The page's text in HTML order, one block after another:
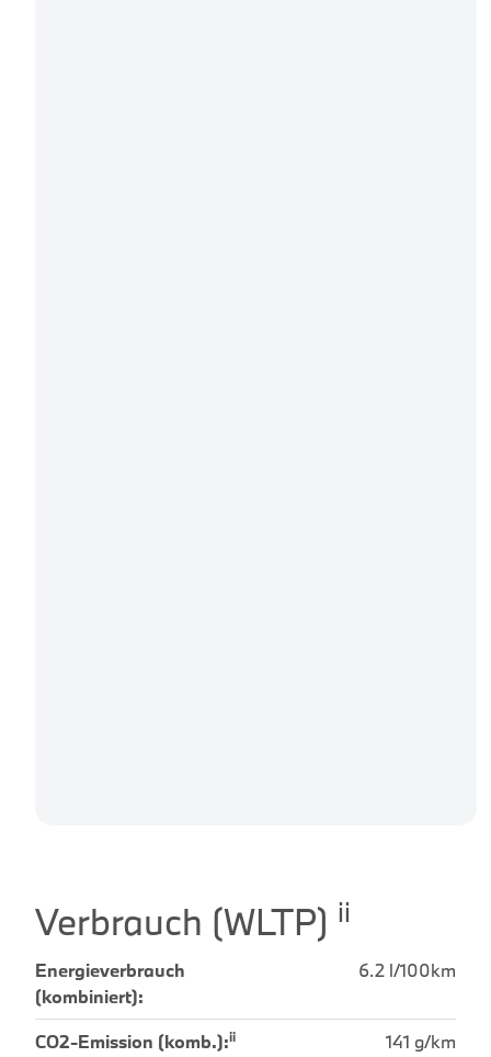
Verbrauch (WLTP) ii
Energieverbrauch
(kombiniert):
6.2 l/100km
CO2-Emission (komb.):ii
141 g/km